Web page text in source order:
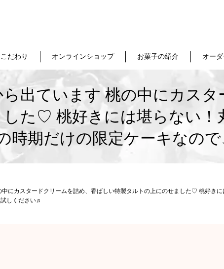
こだわり オンラインショップ お菓子の紹介 オー
出ています 桃の中にカス
た♡ 桃好きには堪らない！
時期だけの限定ケーキなの
にカスタードクリームを詰め、香ばしい特製タルトの上にのせました♡ 桃好き
しください♬